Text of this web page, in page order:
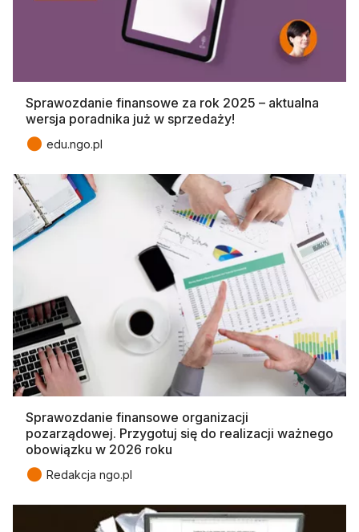
Sprawozdanie finansowe za rok 2025 – aktualna
wersja poradnika już w sprzedaży!
● edu.ngo.pl
Sprawozdanie finansowe organizacji
pozarządowej. Przygotuj się do realizacji ważnego
obowiązku w 2026 roku
● Redakcja ngo.pl